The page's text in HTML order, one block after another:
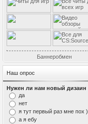
Баннеробмен
Наш опрос
Нужен ли нам новый дизаин
да
нет
я тут первый раз мне пох )
а я ебу